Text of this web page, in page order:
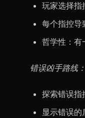
玩家选择指
每个指控导
哲学性：有
错误凶手路线：
探索错误指
显示错误的